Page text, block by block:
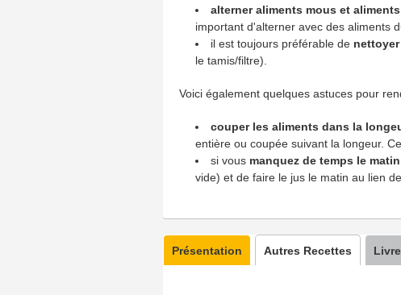
alterner aliments mous et
important d'alterner avec des aliments
il est toujours préférable de
le tamis/filtre).
Voici également quelques astuces pour
couper les aliments dans la
entière ou coupée suivant la longeur.
si vous manquez de temps le matin
vide) et de faire le jus le matin au lien
Présentation Autres Recettes